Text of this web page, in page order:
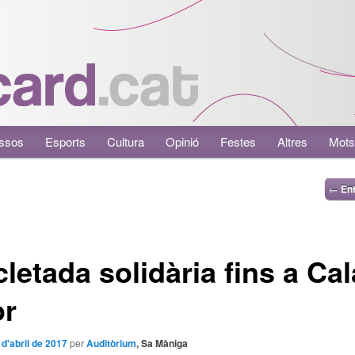
Esports Cultura Opinió Festes Altres
←
solidària fins a
de 2017perAuditòrium, Sa Màniga